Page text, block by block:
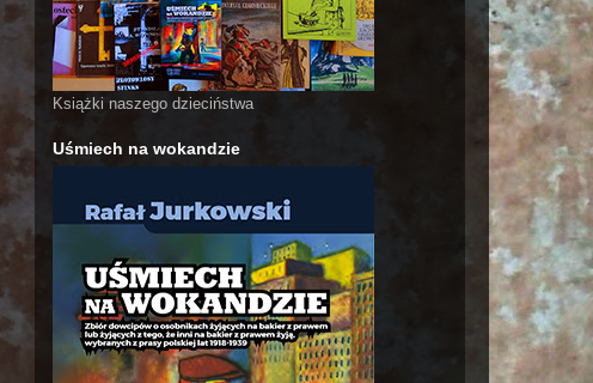
Książki naszego dzieciństwa
Uśmiech na wokandzie